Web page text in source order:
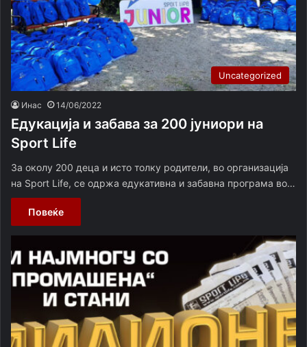
Uncategorized
Инас 14/06/2022
Едукација и забава за 200 јуниори на
Sport Life
За околу 200 деца и исто толку родители, во организација
на Sport Life, се одржа едукативна и забавна програма во…
Повеќе